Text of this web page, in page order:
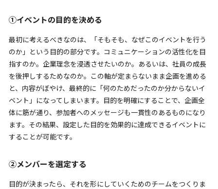
①イベントの目的を決める
最初に考えるべきなのは、「そもそも、なぜこのイベントを行う
のか」という目的の部分です。コミュニケーションの活性化を目
指すのか。企業理念を浸透させたいのか。あるいは、社員の成長
を後押しするためなのか。この軸が定まらないまま企画を進める
と、内容がぼやけ、最終的に「何のためだったのか分からないイ
ベント」になってしまいます。目的を明確にすることで、企画全
体に筋が通り、参加者へのメッセージも一貫性のあるものになり
ます。その結果、設定した目的を効果的に達成できるイベントに
することが可能です。
②メンバーを選定する
目的が決まったら、それを形にしていくためのチームをつくりま